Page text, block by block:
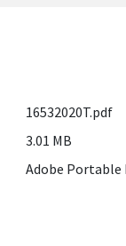
16532020T.pdf
3.01 MB
Adobe